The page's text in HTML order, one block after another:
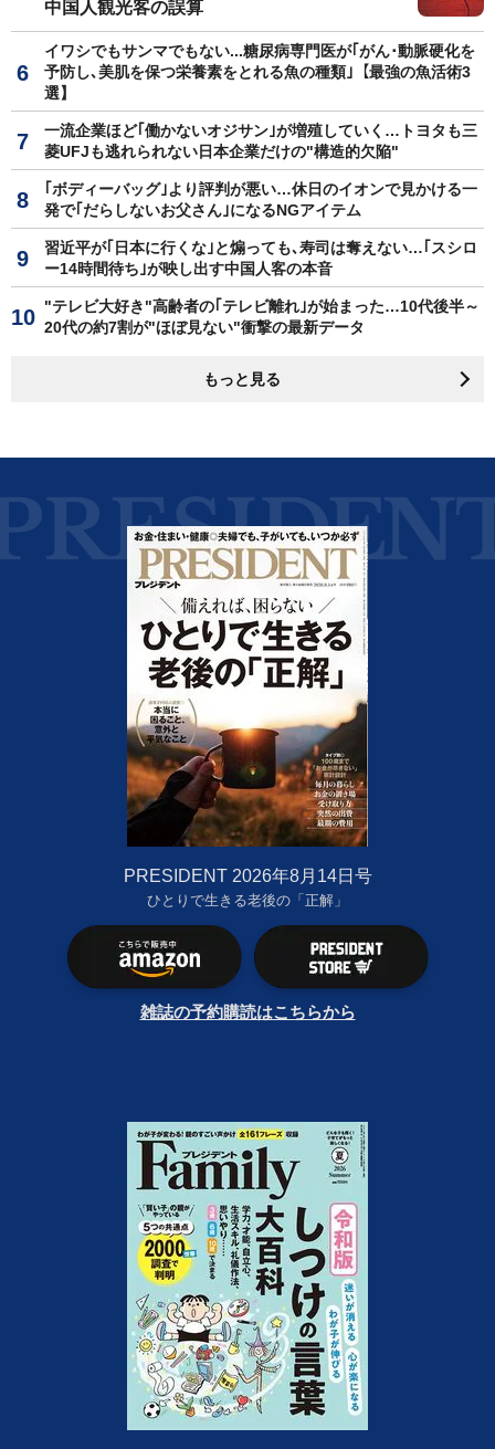
中国人観光客の誤算
イワシでもサンマでもない...糖尿病専門医が｢がん･動脈硬化を
予防し､美肌を保つ栄養素をとれる魚の種類｣【最強の魚活術3
選】
一流企業ほど｢働かないオジサン｣が増殖していく…トヨタも三
菱UFJも逃れられない日本企業だけの"構造的欠陥"
｢ボディーバッグ｣より評判が悪い…休日のイオンで見かける一
発で｢だらしないお父さん｣になるNGアイテム
習近平が｢日本に行くな｣と煽っても､寿司は奪えない…｢スシロ
ー14時間待ち｣が映し出す中国人客の本音
"テレビ大好き"高齢者の｢テレビ離れ｣が始まった…10代後半～
20代の約7割が"ほぼ見ない"衝撃の最新データ
もっと見る
PRESIDENT 2026年8月14日号
ひとりで生きる老後の「正解」
雑誌の予約購読はこちらから